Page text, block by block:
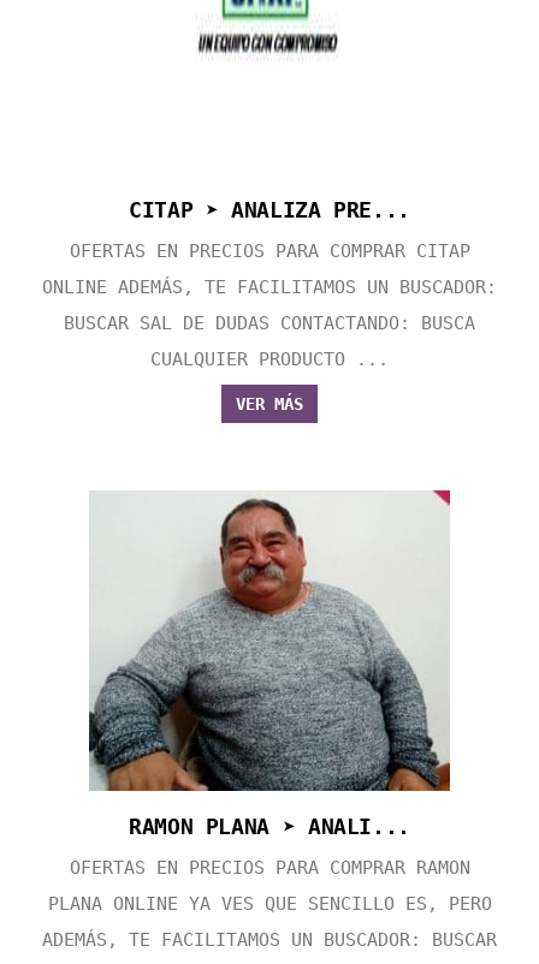
CITAP ➤ ANALIZA PRE...
OFERTAS EN PRECIOS PARA COMPRAR CITAP
ONLINE ADEMÁS, TE FACILITAMOS UN BUSCADOR:
BUSCAR SAL DE DUDAS CONTACTANDO: BUSCA
CUALQUIER PRODUCTO ...
VER MÁS
RAMON PLANA ➤ ANALI...
OFERTAS EN PRECIOS PARA COMPRAR RAMON
PLANA ONLINE YA VES QUE SENCILLO ES, PERO
ADEMÁS, TE FACILITAMOS UN BUSCADOR: BUSCAR